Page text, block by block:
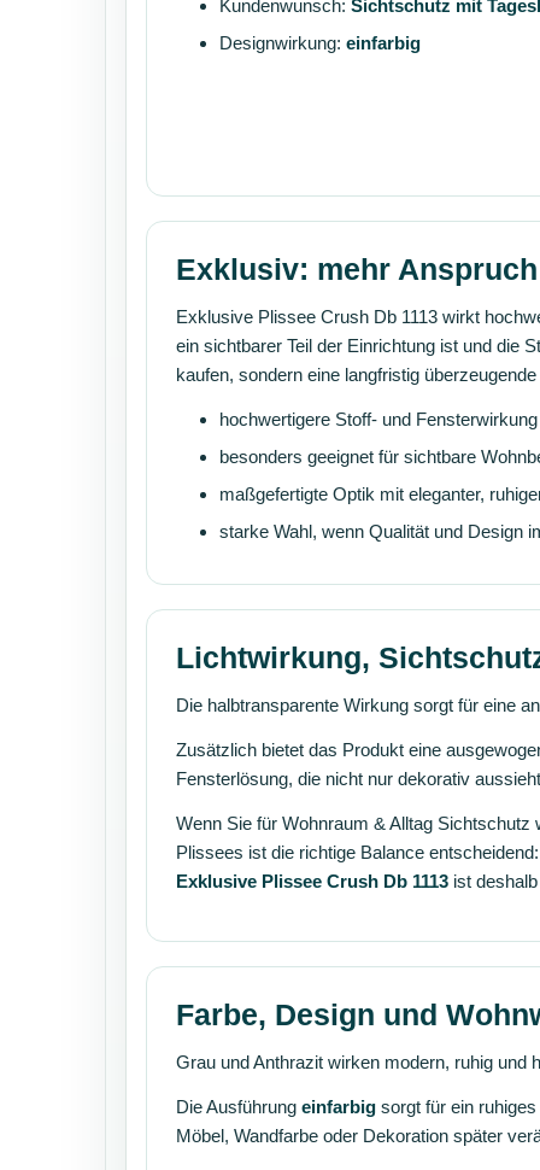
Kundenwunsch: Sichtschutz mit
Designwirkung: einfarbig
Exklusiv: mehr
Exklusive Plissee Crush Db 1113 wirkt
ein sichtbarer Teil der Einrichtung ist und die
kaufen, sondern eine langfristig
hochwertigere Stoff- und
besonders geeignet für sichtbare
maßgefertigte Optik mit eleganter,
starke Wahl, wenn Qualität und Design
Lichtwirkung,
Die halbtransparente Wirkung sorgt für eine
Zusätzlich bietet das Produkt eine
Fensterlösung, die nicht nur dekorativ
Wenn Sie für Wohnraum & Alltag
Plissees ist die richtige Balance
Exklusive Plissee Crush Db 1113 ist
Farbe, Design und
Grau und Anthrazit wirken modern, ruhig und
Die Ausführung einfarbig sorgt für ein
Möbel, Wandfarbe oder Dekoration später